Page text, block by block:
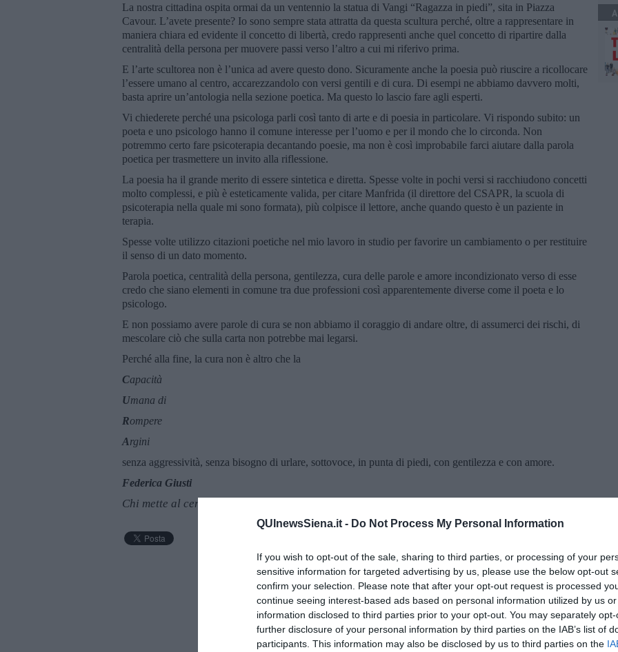
QUInewsSiena.it - Do Not Process My Personal Information
If you wish to opt-out of the sale, sharing to third parties, or processing of your
sensitive information for targeted advertising by us, please use the below opt-out
confirm your selection. Please note that after your opt-out request is processed
continue seeing interest-based ads based on personal information utilized by us
information disclosed to third parties prior to your opt-out. You may separately
further disclosure of your personal information by third parties on the IAB’s list of
participants. This information may also be disclosed by us to third parties on the
La nostra cittadina ospita ormai da un ventennio la statua di Vangi “Ragazza in piedi”, sita in Piazza
Cavour. L’avete presente? Io sono sempre stata attratta da questa scultura perché, oltre a rappresentare in
maniera chiara ed evidente il concetto di libertà, credo rappresenti anche quel concetto di ripartire dalla
centralità della persona per muovere passi verso l’altro a cui mi riferivo prima.
E l’arte scultorea non è l’unica ad avere questo dono. Sicuramente anche la poesia può riuscire a ricollocare
l’essere umano al centro, accarezzandolo con versi gentili e di cura. Di esempi ne abbiamo davvero molti,
basta aprire un’antologia nella sezione poetica. Ma questo lo lascio fare agli esperti.
Vi chiederete perché una psicologa parli così tanto di arte e di poesia in particolare. Vi rispondo subito: un
poeta e uno psicologo hanno il comune interesse per l’uomo e per il mondo che lo circonda. Non
potremmo certo fare psicoterapia decantando poesie, ma non è così improbabile farci aiutare dalla parola
poetica per trasmettere un invito alla riflessione.
La poesia ha il grande merito di essere sintetica e diretta. Spesse volte in pochi versi si racchiudono concetti
molto complessi, e più è esteticamente valida, per citare Manfrida (il direttore del CSAPR, la scuola di
psicoterapia nella quale mi sono formata), più colpisce il lettore, anche quando questo è un paziente in
terapia.
Spesse volte utilizzo citazioni poetiche nel mio lavoro in studio per favorire un cambiamento o per restituire
il senso di un dato momento.
Parola poetica, centralità della persona, gentilezza, cura delle parole e amore incondizionato verso di esse
credo che siano elementi in comune tra due professioni così apparentemente diverse come il poeta e lo
psicologo.
E non possiamo avere parole di cura se non abbiamo il coraggio di andare oltre, di assumerci dei rischi, di
mescolare ciò che sulla carta non potrebbe mai legarsi.
Perché alla fine, la cura non è altro che la
Capacità
Umana di
Rompere
Argini
senza aggressività, senza bisogno di urlare, sottovoce, in punta di piedi, con gentilezza e con amore.
Federica Giusti
Chi mette al centro la persona